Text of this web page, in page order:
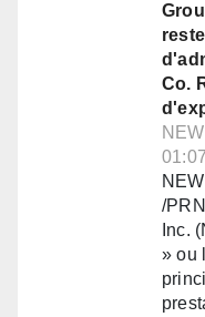
Co.
01:07
/
Inc.
» ou